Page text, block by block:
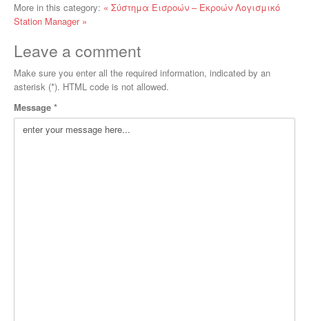
More in this category: « Σύστημα Εισροών – Εκροών Λογισμικό
Station Manager »
Leave a comment
Make sure you enter all the required information, indicated by an
asterisk (*). HTML code is not allowed.
Message *